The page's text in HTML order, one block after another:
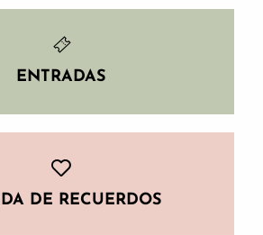
ENTRADAS
DE RECUERDOS